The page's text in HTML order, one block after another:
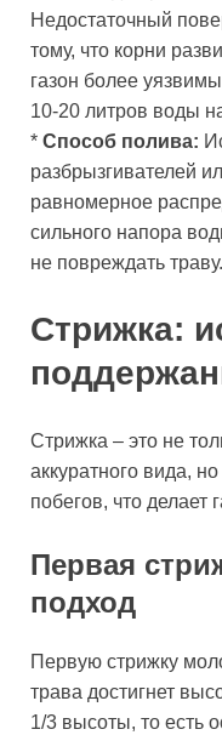
Недостаточный
тому, что корни
газон более
10-20 литров воды
* Способ полива:
разбрызгивателей
равномерное
сильного напора
не повреждать траву.
Стрижка:
Стрижка – это не
аккуратного вида,
побегов, что делает
Первая
подход
Первую стрижку
трава достигнет
1/3 высоты, то есть